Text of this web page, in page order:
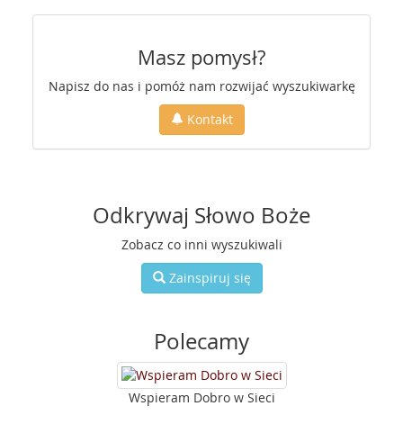
Masz pomysł?
Napisz do nas i pomóż nam rozwijać wyszukiwarkę
Kontakt
Odkrywaj Słowo Boże
Zobacz co inni wyszukiwali
Zainspiruj się
Polecamy
Wspieram Dobro w Sieci